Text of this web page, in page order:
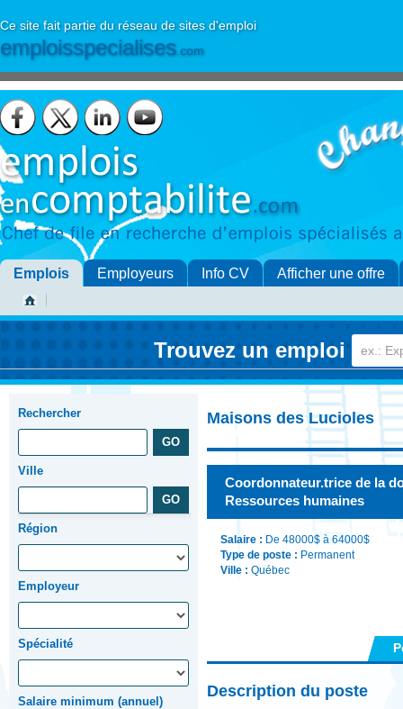
Ce site fait partie du réseau de sites d'emploi
emploisspecialises.com
Emplois Employeurs Info CV Afficher une offre
Trouvez un emploi
Rechercher
Ville
Région
Employeur
Spécialité
Salaire minimum (annuel)
Maisons des Lucioles
Coordonnateur.trice de la
Ressources humaines
Salaire : De 48000$ à 64000$
Type de poste : Permanent
Ville : Québec
Description du poste